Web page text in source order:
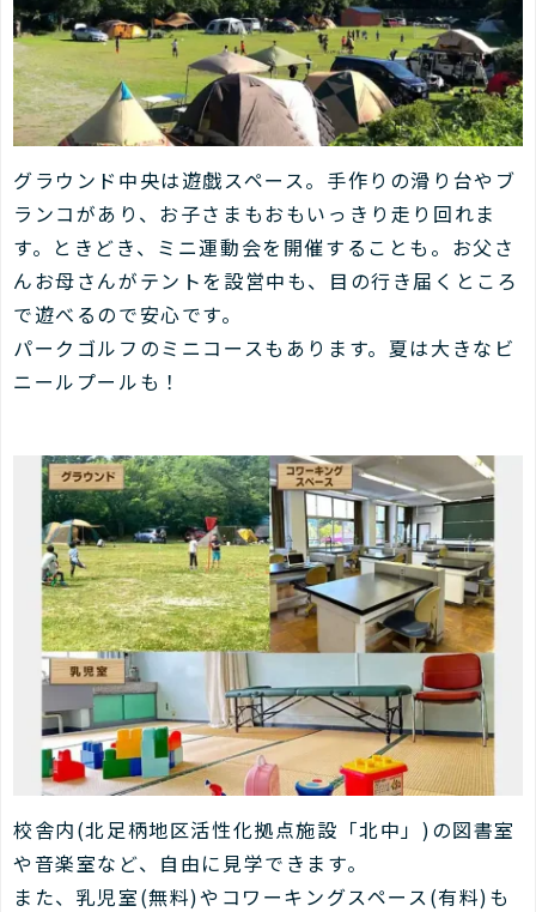
グラウンド中央は遊戯スペース。手作りの滑り台やブ
ランコがあり、お子さまもおもいっきり走り回れま
す。ときどき、ミニ運動会を開催することも。お父さ
んお母さんがテントを設営中も、目の行き届くところ
で遊べるので安心です。
パークゴルフのミニコースもあります。夏は大きなビ
ニールプールも！
校舎内(北足柄地区活性化拠点施設「北中」)の図書室
や音楽室など、自由に見学できます。
また、乳児室(無料)やコワーキングスペース(有料)も